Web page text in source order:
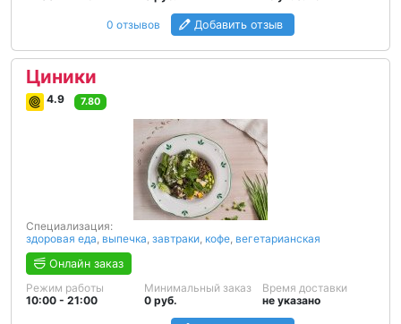
0 отзывов Добавить отзыв
Циники
4.9 7.80
Специализация:
здоровая еда, выпечка, завтраки, кофе, вегетарианская
Онлайн заказ
Режим работы
10:00 - 21:00
Минимальный заказ
0 руб.
Время доставки
не указано